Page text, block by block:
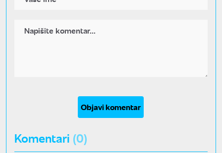
Objavi komentar
Komentari (0)